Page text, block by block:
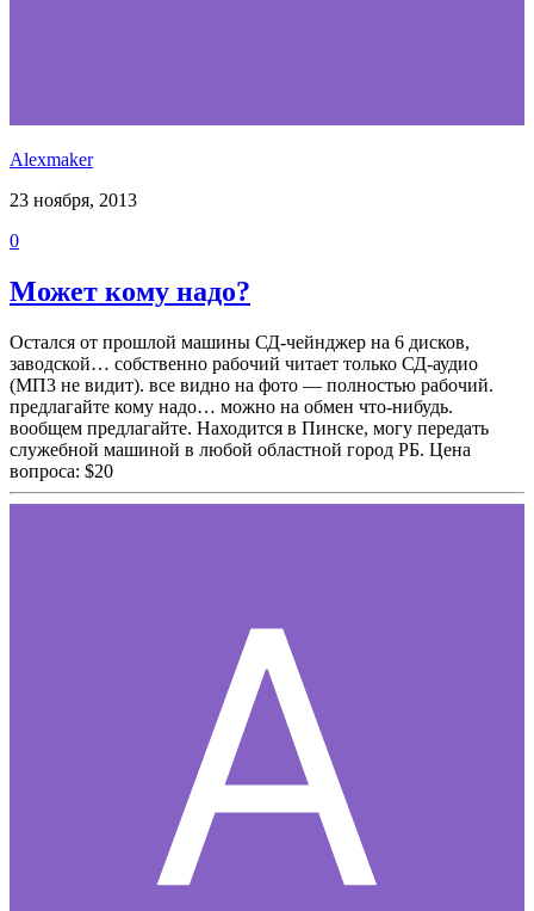
Alexmaker
23 ноября, 2013
0
Может кому надо?
Остался от прошлой машины СД-чейнджер на 6 дисков,
заводской… собственно рабочий читает только СД-аудио
(МП3 не видит). все видно на фото — полностью рабочий.
предлагайте кому надо… можно на обмен что-нибудь.
вообщем предлагайте. Находится в Пинске, могу передать
служебной машиной в любой областной город РБ. Цена
вопроса: $20